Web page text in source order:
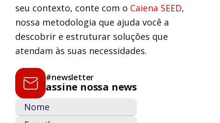
seu contexto, conte com o Caiena SEED,
nossa metodologia que ajuda você a
descobrir e estruturar soluções que
atendam às suas necessidades.
#newsletter
assine nossa news